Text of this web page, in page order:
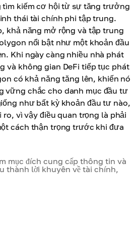
tìm kiếm cơ hội từ sự tăng trưởng
thái tài chính phi tập trung.
khả năng mở rộng và tập trung
nổi bật như một khoản đầu
Khi ngày càng nhiều nhà phát
và không gian DeFi tiếp tục phát
có khả năng tăng lên, khiến nó
vững chắc cho danh mục đầu tư
như bất kỳ khoản đầu tư nào,
ro, vì vậy điều quan trọng là phải
cách thận trọng trước khi đưa
mục đích cung cấp thông tin và
thành lời khuyên về tài chính,